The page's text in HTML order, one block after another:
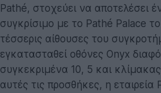
Pathé, στοχεύει να αποτελέσει
συγκρίσιμο με το Pathé Palace
τέσσερις αίθουσες του
εγκατασταθεί οθόνες Onyx
συγκεκριμένα 10, 5 και
αυτές τις προσθήκες, η εταιρεία